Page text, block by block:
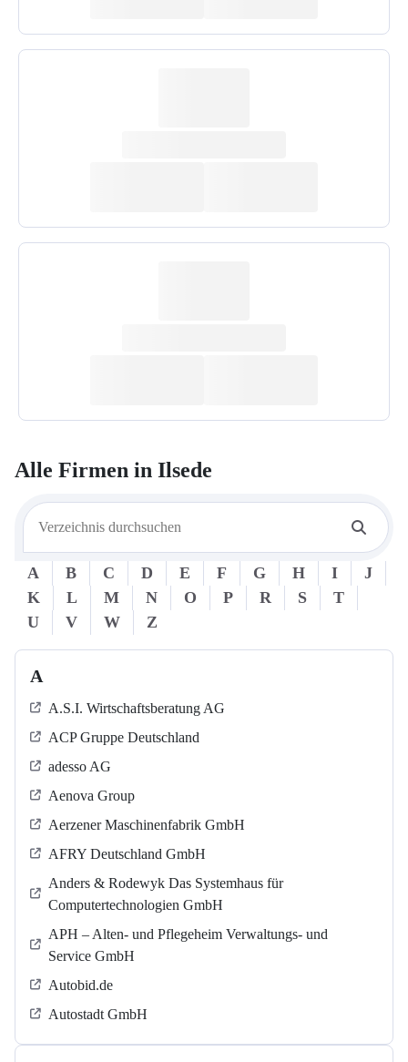
Alle Firmen in Ilsede
A B C D E F G H I
J
K
L M N O P R S
T
U
V W Z
A
A.S.I. Wirtschaftsberatung AG
ACP Gruppe Deutschland
adesso AG
Aenova Group
Aerzener Maschinenfabrik GmbH
AFRY Deutschland GmbH
Anders & Rodewyk Das Systemhaus für
Computertechnologien GmbH
APH – Alten- und Pflegeheim Verwaltungs- und
Service GmbH
Autobid.de
Autostadt GmbH